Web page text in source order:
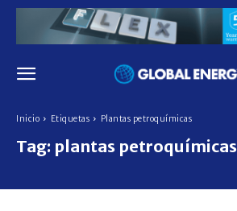
Inicio Etiquetas Plantas petroquímicas
Tag: plantas petroquímicas